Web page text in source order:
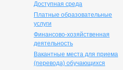
Доступная среда
Платные образовательные
услуги
Финансово-хозяйственная
деятельность
Вакантные места для приема
(перевода) обучающихся